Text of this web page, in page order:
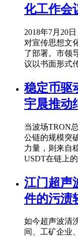
化工作会
2018年7月20
对宣传思想文
了部署。市领
议以书面形式
稳定币驱
宇晨推动
当波场TRON
公链的规模突
力量，则来自
USDT在链上
江门超声
件的污渍
如今超声波清
间、工矿企业